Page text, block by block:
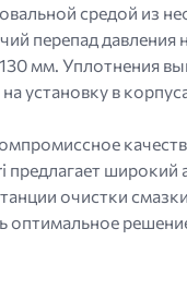
средой из
перепад давления
мм. Уплотнения
установку в
широкий
очистки